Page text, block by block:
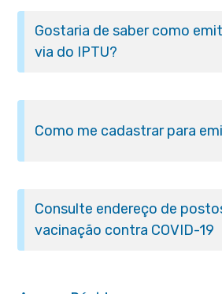
Gostaria de saber como
via do IPTU?
Como me cadastrar para
Consulte endereço de
vacinação contra COVID-19